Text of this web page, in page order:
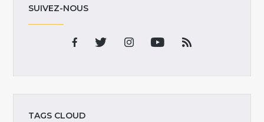
SUIVEZ-NOUS
TAGS CLOUD